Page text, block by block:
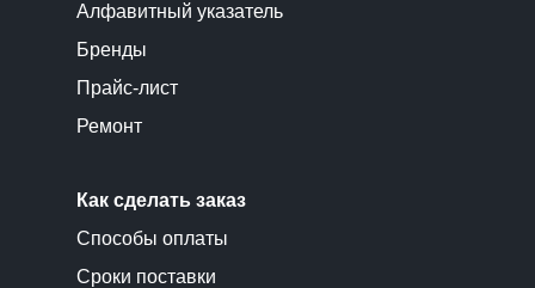
Алфавитный указатель
Бренды
Прайс-лист
Ремонт
Как сделать заказ
Способы оплаты
Сроки поставки